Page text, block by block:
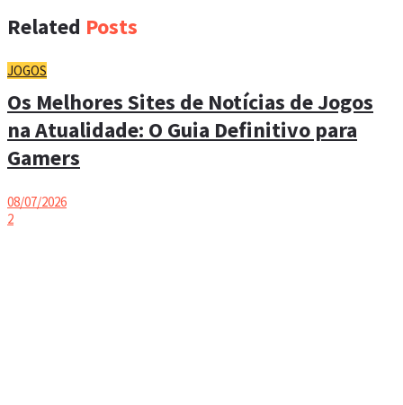
Related Posts
JOGOS
Os Melhores Sites de Notícias de Jogos
na Atualidade: O Guia Definitivo para
Gamers
08/07/2026
2